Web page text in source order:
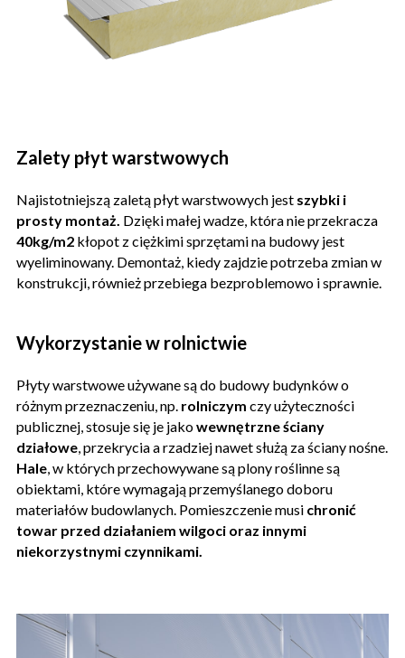
Zalety płyt warstwowych
Najistotniejszą zaletą płyt warstwowych jest szybki i
prosty montaż. Dzięki małej wadze, która nie przekracza
40kg/m2 kłopot z ciężkimi sprzętami na budowy jest
wyeliminowany. Demontaż, kiedy zajdzie potrzeba zmian w
konstrukcji, również przebiega bezproblemowo i sprawnie.
Wykorzystanie w rolnictwie
Płyty warstwowe używane są do budowy budynków o
różnym przeznaczeniu, np. rolniczym czy użyteczności
publicznej, stosuje się je jakowewnętrzne ściany
działowe , przekrycia a rzadziej nawet służą za ściany nośne.
Hale , w których przechowywane są plony roślinne są
obiektami, które wymagają przemyślanego doboru
materiałów budowlanych. Pomieszczenie musi chronić
towar przed działaniem wilgoci oraz innymi
niekorzystnymi czynnikami.